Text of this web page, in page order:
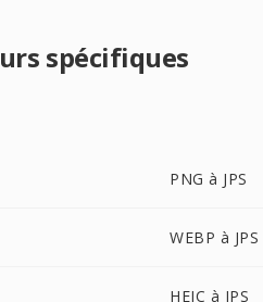
spécifiques
PNG à JPS
WEBP à JPS
HEIC à JPS